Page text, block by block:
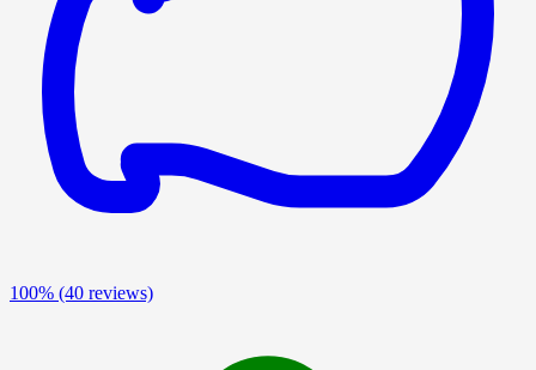
100% (40 reviews)